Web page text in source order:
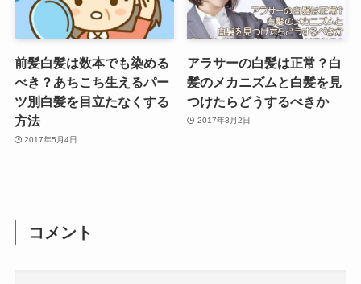
前髪白髪は数本でも染める
べき？あちこち生えるパー
ツ別白髪を目立たなくする
方法
2017年5月4日
アラサーの白髪は正常？白
髪のメカニズムと白髪を見
つけたらどうするべきか
2017年3月2日
コメント